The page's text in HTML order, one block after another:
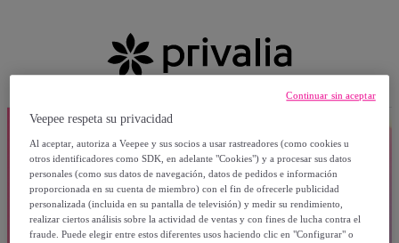
Veepee respeta su privacidad
Al aceptar, autoriza a Veepee y sus socios a usar rastreadores (como cookies u
otros identificadores como SDK, en adelante "Cookies") y a procesar sus datos
personales (como sus datos de navegación, datos de pedidos e información
proporcionada en su cuenta de miembro) con el fin de ofrecerle publicidad
personalizada (incluida en su pantalla de televisión) y medir su rendimiento,
realizar ciertos análisis sobre la actividad de ventas y con fines de lucha contra el
fraude. Puede elegir entre estos diferentes usos haciendo clic en "Configurar" o
Continuar sin aceptar